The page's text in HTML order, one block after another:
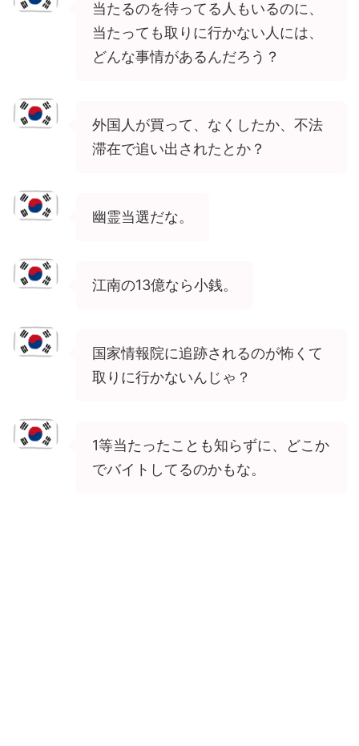
当たるのを待ってる人もいるのに、
当たっても取りに行かない人には、
どんな事情があるんだろう？
外国人が買って、なくしたか、不法
滞在で追い出されたとか？
幽霊当選だな。
江南の13億なら小銭。
国家情報院に追跡されるのが怖くて
取りに行かないんじゃ？
1等当たったことも知らずに、どこか
でバイトしてるのかもな。